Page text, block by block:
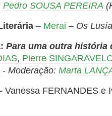
Pedro SOUSA PEREIRA
– Merai – Os
Para uma outra história
, Pierre
- Moderação: Marta
Vanessa FERNANDES e